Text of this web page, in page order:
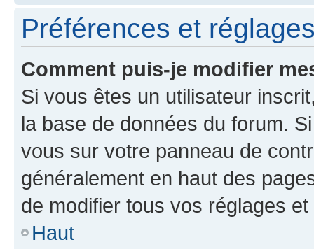
Préférences et
Comment puis-je modifier
Si vous êtes un utilisateur
la base de données du forum.
vous sur votre panneau de
généralement en haut des
de modifier tous vos réglages
Haut